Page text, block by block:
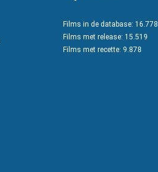
Films in de database: 16.778
Films met release: 15.519
Films met recette: 9.878